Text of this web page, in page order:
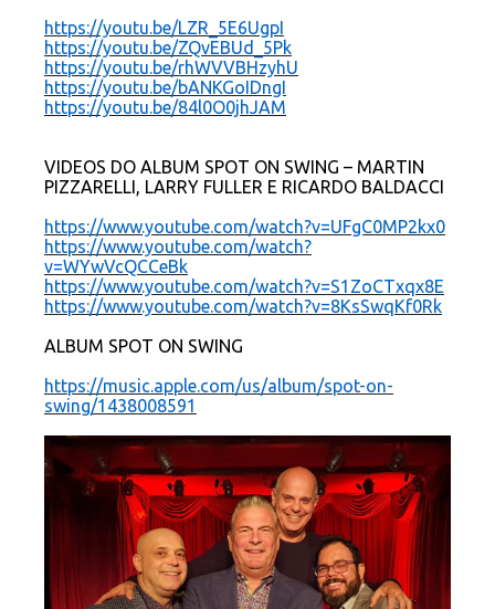
https://youtu.be/LZR_5E6UgpI
https://youtu.be/ZQvEBUd_5Pk
https://youtu.be/rhWVVBHzyhU
https://youtu.be/bANKGoIDngI
https://youtu.be/84l0O0jhJAM
VIDEOS DO ALBUM SPOT ON SWING – MARTIN
PIZZARELLI, LARRY FULLER E RICARDO BALDACCI
https://www.youtube.com/watch?v=UFgC0MP2kx0
https://www.youtube.com/watch?
v=WYwVcQCCeBk
https://www.youtube.com/watch?v=S1ZoCTxqx8E
https://www.youtube.com/watch?v=8KsSwqKf0Rk
ALBUM SPOT ON SWING
https://music.apple.com/us/album/spot-on-
swing/1438008591